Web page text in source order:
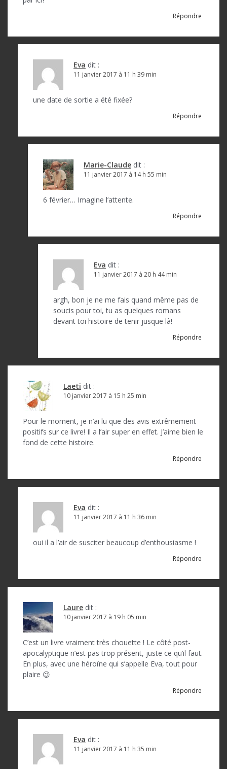
Répondre
Eva dit :
11 janvier 2017 à 11 h 39 min
une date de sortie a été fixée?
Répondre
Marie-Claude dit :
11 janvier 2017 à 14 h 55 min
6 février… Imagine l’attente.
Répondre
Eva dit :
11 janvier 2017 à 20 h 44 min
argh, bon je ne me fais quand même pas de
soucis pour toi, tu as quelques romans
devant toi histoire de tenir jusque là!
Répondre
Laeti dit :
10 janvier 2017 à 15 h 25 min
Pour le moment, je n’ai lu que des avis extrêmement
positifs sur ce livre! Il a l’air super en effet. J’aime bien le
fond de cette histoire.
Répondre
Eva dit :
11 janvier 2017 à 11 h 36 min
oui il a l’air de susciter beaucoup d’enthousiasme !
Répondre
Laure dit :
10 janvier 2017 à 19 h 05 min
C’est un livre vraiment très chouette ! Le côté post-
apocalyptique n’est pas trop présent, juste ce qu’il faut.
En plus, avec une héroïne qui s’appelle Eva, tout pour
plaire 😉
Répondre
Eva dit :
11 janvier 2017 à 11 h 35 min